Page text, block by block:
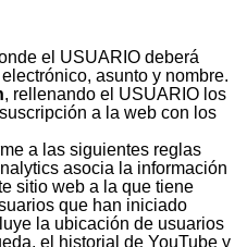
el USUARIO deberá
asunto y nombre.
, rellenando el USUARIO los
a la web con los
a las siguientes reglas
asocia la información
sitio web a la que tiene
que han iniciado
la ubicación de usuarios
el historial de YouTube y